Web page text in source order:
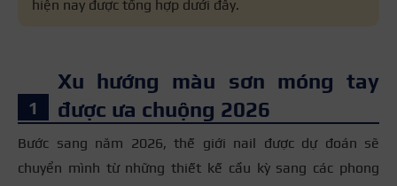
hiện nay được tổng hợp dưới đây.
Xu hướng màu sơn móng tay
được ưa chuộng 2026
Bước sang năm 2026, thế giới nail được dự đoán sẽ
chuyển mình từ những thiết kế cầu kỳ sang các phong